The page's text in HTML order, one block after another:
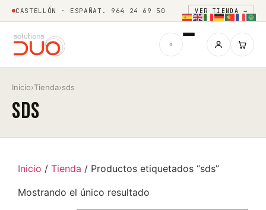
CASTELLÓN · ESPAÑAT. 964 24 69 50 VER TIENDA →
Inicio›Tienda›sds
sds
Inicio / Tienda / Productos etiquetados “sds”
Mostrando el único resultado